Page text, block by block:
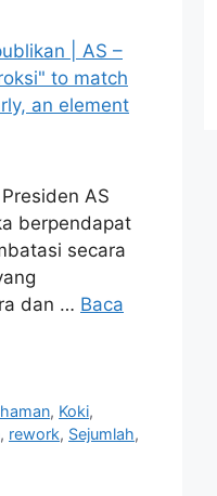
AS
berpendapat
secara
dan … Baca
, Koki,
, rework, Sejumlah,